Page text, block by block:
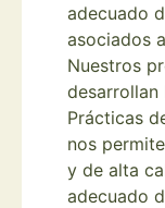
adecuado
asociados
Nuestros
desarrollan
Prácticas
nos
y de alta
adecuado